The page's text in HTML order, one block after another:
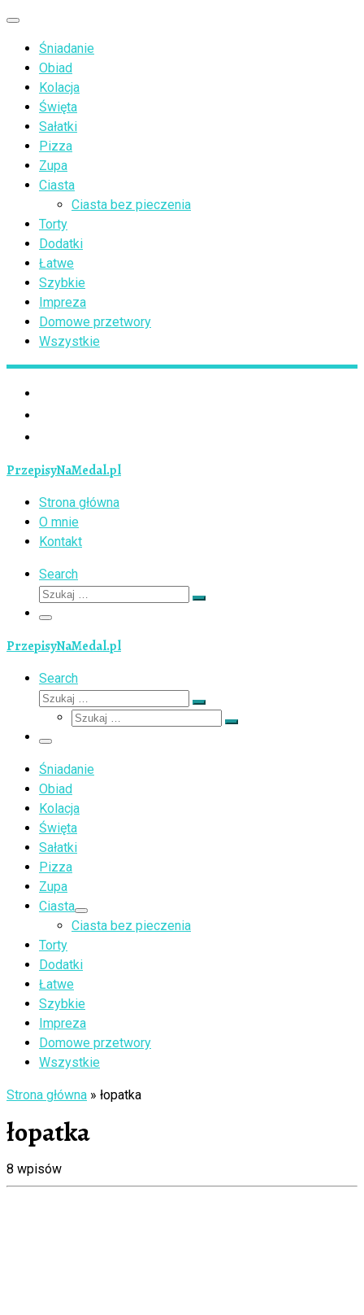
Przejdź
treści
Menu
Śniadanie
Obiad
Kolacja
Święta
Sałatki
Pizza
Zupa
Ciasta
Ciasta bez pieczenia
Torty
Dodatki
Łatwe
Szybkie
Impreza
Domowe przetwory
Wszystkie
PrzepisyNaMedal.pl
Strona główna
O mnie
Kontakt
Search
Szukaj
Szukaj
Menu
PrzepisyNaMedal.pl
Search
Szukaj
Szukaj
Szukaj
Szukaj
Menu
Śniadanie
Obiad
Kolacja
Święta
Sałatki
Pizza
Zupa
Ciasta
Ciasta bez pieczenia
Torty
Dodatki
Łatwe
Szybkie
Impreza
Domowe przetwory
Wszystkie
Strona główna » łopatka
łopatka
8 wpisów